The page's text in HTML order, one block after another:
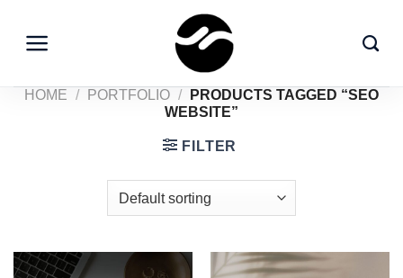
content
HOME / PORTFOLIO /
PRODUCTS TAGGED “SEO
WEBSITE”
FILTER